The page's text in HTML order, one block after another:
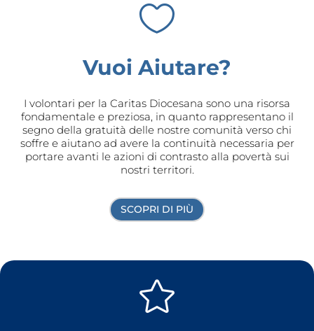

Vuoi Aiutare?
I volontari per la Caritas Diocesana sono una risorsa
fondamentale e preziosa, in quanto rappresentano il
segno della gratuità delle nostre comunità verso chi
soffre e aiutano ad avere la continuità necessaria per
portare avanti le azioni di contrasto alla povertà sui
nostri territori.
SCOPRI DI PIÙ
